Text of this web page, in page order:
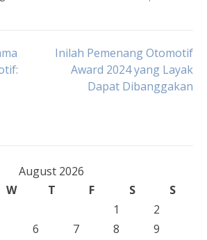
Inilah Pemenang Otomotif
Award 2024 yang Layak
Dapat Dibanggakan
August 2026
W T F S
S
1
2
6 7 8
9